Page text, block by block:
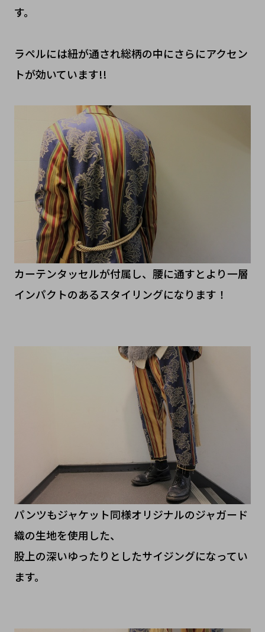
す。
ラペルには紐が通され総柄の中にさらにアクセン
トが効いています!!
カーテンタッセルが付属し、腰に通すとより一層
インパクトのあるスタイリングになります！
パンツもジャケット同様オリジナルのジャガード
織の生地を使用した、
股上の深いゆったりとしたサイジングになってい
ます。